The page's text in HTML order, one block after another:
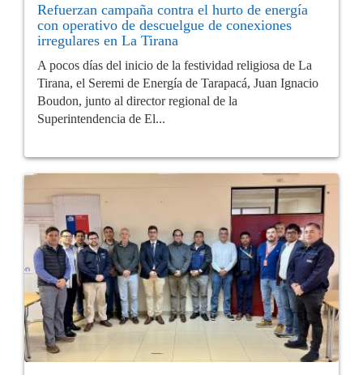
Refuerzan campaña contra el hurto de energía
con operativo de descuelgue de conexiones
irregulares en La Tirana
A pocos días del inicio de la festividad religiosa de La
Tirana, el Seremi de Energía de Tarapacá, Juan Ignacio
Boudon, junto al director regional de la
Superintendencia de El...